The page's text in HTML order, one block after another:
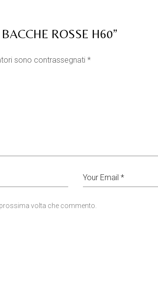
ROSSE H60”
sono contrassegnati *
volta che commento.